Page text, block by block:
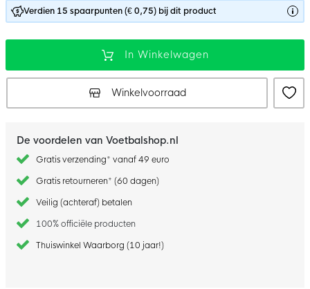
Verdien 15 spaarpunten (€ 0,75) bij dit product
In Winkelwagen
Winkelvoorraad
De voordelen van Voetbalshop.nl
Gratis verzending* vanaf 49 euro
Gratis retourneren* (60 dagen)
Veilig (achteraf) betalen
100% officiële producten
Thuiswinkel Waarborg (10 jaar!)